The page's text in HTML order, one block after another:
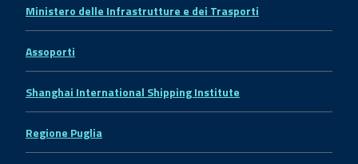
Ministero delle Infrastrutture e dei Trasporti
Assoporti
Shanghai International Shipping Institute
Regione Puglia